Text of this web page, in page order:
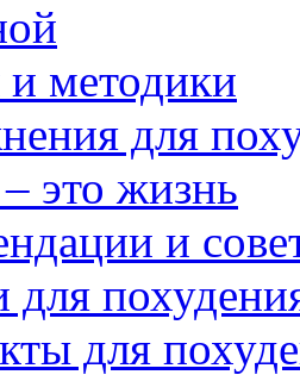
методики
для
это жизнь
и
для